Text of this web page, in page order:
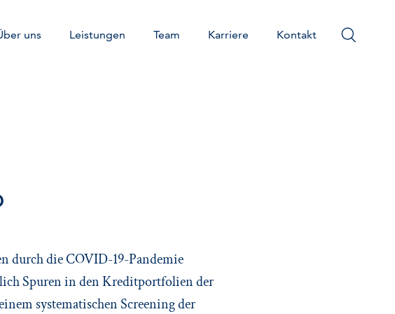
uns Leistungen Team Karriere Kontakt
durch die COVID-19-Pandemie
Spuren in den Kreditportfolien der
systematischen Screening der